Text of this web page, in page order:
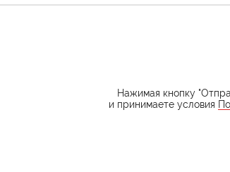
Нажимая кнопку
и принимаете условия